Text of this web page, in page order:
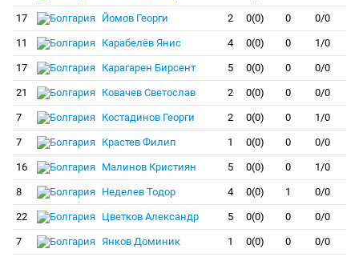
17 Йомов Георги 2 0(0) 0 0/0
11 Карабелёв Янис 4 0(0) 0 1/0
17 Карагарен Бирсент 5 0(0) 0 0/0
21 Ковачев Светослав 2 0(0) 0 0/0
7 Костадинов Георги 2 0(0) 0 1/0
7 Крастев Филип 1 0(0) 0 0/0
16 Малинов Кристиян 5 0(0) 0 1/0
8 Неделев Тодор 4 0(0) 1 0/0
22 Цветков Александр 5 0(0) 0 0/0
7 Янков Доминик 1 0(0) 0 0/0